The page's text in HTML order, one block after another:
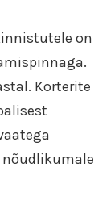
on
Korterite
nõudlikumale